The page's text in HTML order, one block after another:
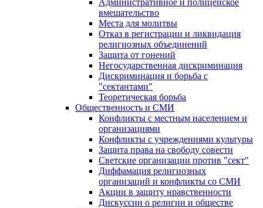
Административное и полицейское
вмешательство
Места для молитвы
Отказ в регистрации и ликвидация
религиозных объединений
Защита от гонений
Негосударственная дискриминация
Дискриминация и борьба с
"сектантами"
Теоретическая борьба
Общественность и СМИ
Конфликты с местным населением и
организациями
Конфликты с учреждениями культуры
Защита права на свободу совести
Светские организации против "сект"
Диффамация религиозных
организаций и конфликты со СМИ
Акции в защиту нравственности
Дискуссии о религии и обществе